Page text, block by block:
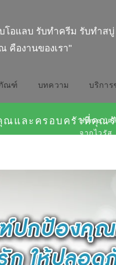
โอแลบ รับทำครีม รับทำ
คืองานของเรา"
ณฑ์ บทความ บริการ
และครอบครัวที่คุณรั
Home / ผ
จากไวรัส